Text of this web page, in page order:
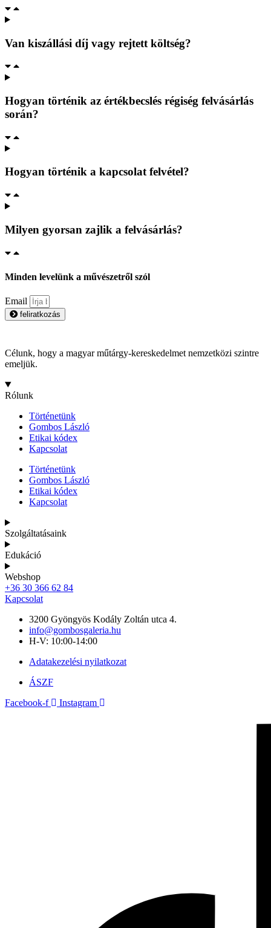
Van kiszállási díj vagy rejtett költség?
Hogyan történik az értékbecslés régiség felvásárlás
során?
Hogyan történik a kapcsolat felvétel?
Milyen gyorsan zajlik a felvásárlás?
Minden levelünk a művészetről szól
Email
feliratkozás
Célunk, hogy a magyar műtárgy-kereskedelmet nemzetközi szintre
emeljük.
Rólunk
Történetünk
Gombos László
Etikai kódex
Kapcsolat
Történetünk
Gombos László
Etikai kódex
Kapcsolat
Szolgáltatásaink
Edukáció
Webshop
+36 30 366 62 84
Kapcsolat
3200 Gyöngyös Kodály Zoltán utca 4.
info@gombosgaleria.hu
H-V: 10:00-14:00
Adatakezelési nyilatkozat
ÁSZF
Facebook-f
Instagram